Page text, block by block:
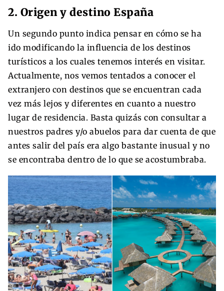
2. Origen y destino España
Un segundo punto indica pensar en cómo se ha
ido modificando la influencia de los destinos
turísticos a los cuales tenemos interés en visitar.
Actualmente, nos vemos tentados a conocer el
extranjero con destinos que se encuentran cada
vez más lejos y diferentes en cuanto a nuestro
lugar de residencia. Basta quizás con consultar a
nuestros padres y/o abuelos para dar cuenta de que
antes salir del país era algo bastante inusual y no
se encontraba dentro de lo que se acostumbraba.